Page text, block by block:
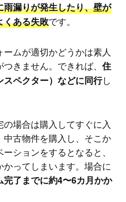
漏りが発生したり、壁が
くある失敗です。
ムが適切かどうかは素人
つきません。できれば、住
ペクター）などに同行し
場合は購入してすぐに入
中古物件を購入し、そこか
ションをするとなると、
ってしまいます。場合に
完了までに約4〜6カ月かか